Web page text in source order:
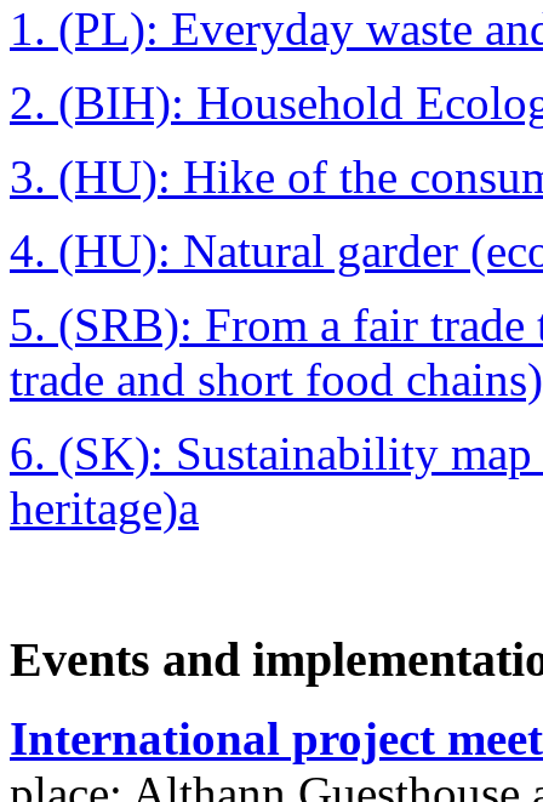
1. (PL): Everyday waste
2. (BIH): Household
3. (HU): Hike of the
4. (HU): Natural garder
5. (SRB): From a fair
trade and short food
6. (SK): Sustainability
heritage)a
Events and
International project